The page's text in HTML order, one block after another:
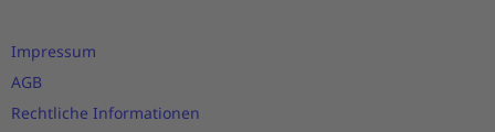
Impressum
AGB
Rechtliche Informationen